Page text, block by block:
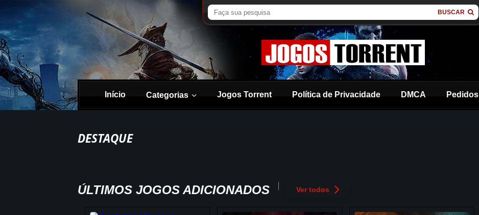
BUSCAR
Início Categorias Jogos Torrent Política de Privacidade DMCA Pedidos
DESTAQUE
ÚLTIMOS JOGOS ADICIONADOS Ver todos